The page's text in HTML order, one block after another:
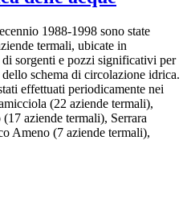
1988-1998 sono state
termali, ubicate in
di sorgenti e pozzi significativi per
schema di circolazione idrica.
effettuati periodicamente nei
(22 aziende termali),
aziende termali), Serrara
Ameno (7 aziende termali),